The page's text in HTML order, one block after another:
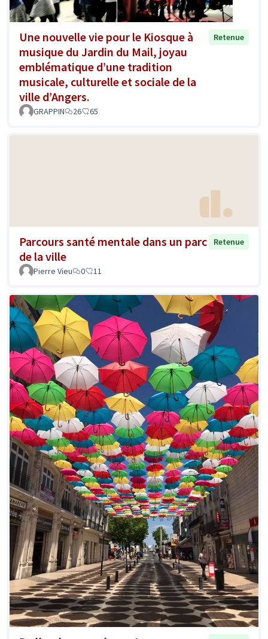
Une nouvelle vie pour le Kiosque à
musique du Jardin du Mail, joyau
emblématique d’une tradition
musicale, culturelle et sociale de la
ville d’Angers.
Retenue
GRAPPIN 26 65
Parcours santé mentale dans un parc
de la ville
Retenue
Pierre Vieu 0 11